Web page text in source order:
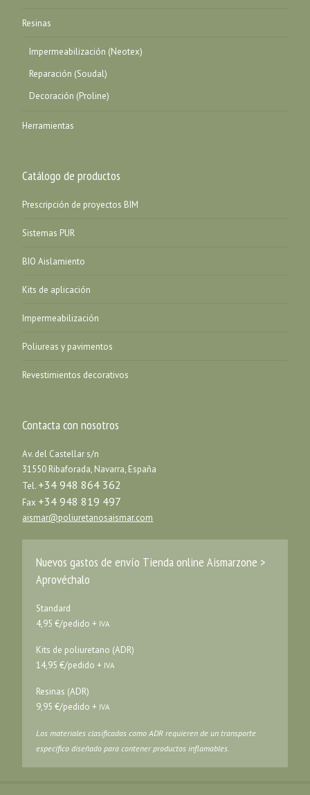
Resinas
Impermeabilización (Neotex)
Reparación (Soudal)
Decoración (Proline)
Herramientas
Catálogo de productos
Prescripción de proyectos BIM
Sistemas PUR
BIO Aislamiento
Kits de aplicación
Impermeabilización
Poliureas y pavimentos
Revestimientos decorativos
Contacta con nosotros
Av. del Castellar s/n
31550 Ribaforada, Navarra, España
Tel. +34 948 864 362
Fax +34 948 819 497
aismar@poliuretanosaismar.com
Nuevos gastos de envío Tienda online Aismarzone >
Aprovéchalo
Standard
4,95 €/pedido + IVA
Kits de poliuretano (ADR)
14,95 €/pedido + IVA
Resinas (ADR)
9,95 €/pedido + IVA
Los materiales clasificados como ADR requieren de un transporte
específico diseñado para contener productos inflamables.